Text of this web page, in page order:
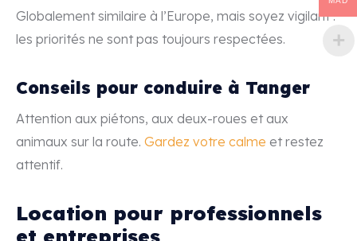
Globalement similaire à l’Europe, mais soyez vigilant :
les priorités ne sont pas toujours respectées.
Conseils pour conduire à Tanger
Attention aux piétons, aux deux-roues et aux
animaux sur la route. Gardez votre calme et restez
attentif.
Location pour professionnels